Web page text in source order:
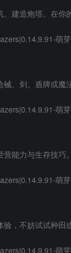
建造炮塔。在你
、剑、盾牌或魔
能力与生存技巧。
，不妨试试种田